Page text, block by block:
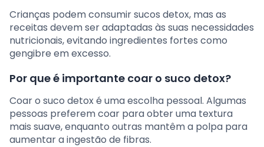
Crianças podem consumir sucos detox, mas as
receitas devem ser adaptadas às suas necessidades
nutricionais, evitando ingredientes fortes como
gengibre em excesso.
Por que é importante coar o suco detox?
Coar o suco detox é uma escolha pessoal. Algumas
pessoas preferem coar para obter uma textura
mais suave, enquanto outras mantêm a polpa para
aumentar a ingestão de fibras.